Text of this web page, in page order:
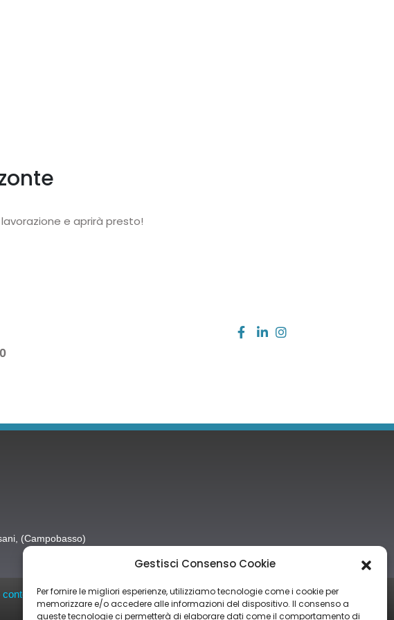
Gestisci Consenso Cookie
Per fornire le migliori esperienze, utilizziamo tecnologie come i cookie per
memorizzare e/o accedere alle informazioni del dispositivo. Il consenso a
queste tecnologie ci permetterà di elaborare dati come il comportamento di
e aprirà presto!
(Campobasso)
nel Registro nazionale degli aiuti di Stato di cui all’art. 52 della L. 234/2012” e